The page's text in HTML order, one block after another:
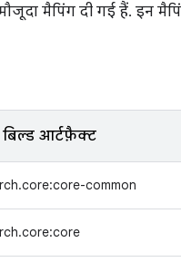
मैपिंग दी गई हैं. इन
बिल्ड आर्टफ़ैक्ट
common